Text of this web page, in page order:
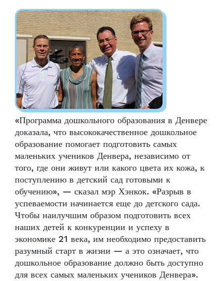
«Программа дошкольного образования в Денвере
доказала, что высококачественное дошкольное
образование помогает подготовить самых
маленьких учеников Денвера, независимо от
того, где они живут или какого цвета их кожа, к
поступлению в детский сад готовыми к
обучению», — сказал мэр Хэнкок. «Разрыв в
успеваемости начинается еще до детского сада.
Чтобы наилучшим образом подготовить всех
наших детей к конкуренции и успеху в
экономике 21 века, им необходимо предоставить
разумный старт в жизни — а это означает, что
дошкольное образование должно быть доступно
для всех самых маленьких учеников Денвера».